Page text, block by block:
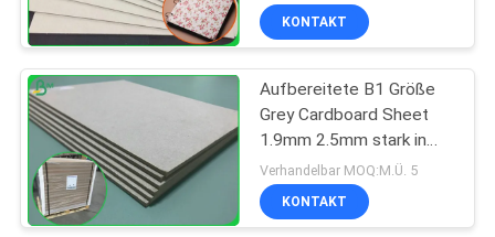
gebundenen Ausgabe
KONTAKT
Aufbereitete B1 Größe
Grey Cardboard Sheet
1.9mm 2.5mm stark in
Format 70*100cm
Verhandelbar MOQ:M.Ü. 5
KONTAKT